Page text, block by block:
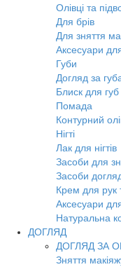
Олівці та
Для брів
Для зняття
Аксесуари
Губи
Догляд за
Блиск для губ
Помада
Контурний
Нігті
Лак для нігтів
Засоби для
Засоби
Крем для рук
Аксесуари
Натуральна
ДОГЛЯД
ДОГЛЯД ЗА
Зняття